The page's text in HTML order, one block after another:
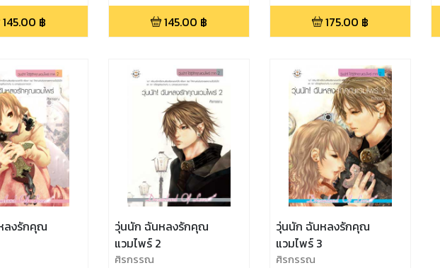
145.00 ฿ 145.00 ฿ 175.00 ฿
ลงรักคุณ
วุ่นนัก ฉันหลงรักคุณ
แวมไพร์ 2
ศิรกรรณ
วุ่นนัก ฉันหลงรักคุณ
แวมไพร์ 3
ศิรกรรณ